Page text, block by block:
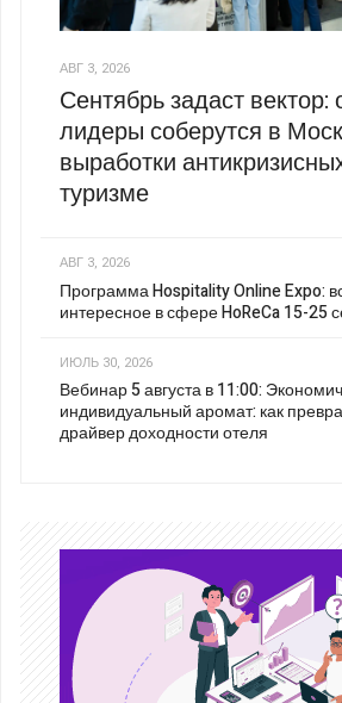
АВГ 3, 2026
Сентябрь задаст
лидеры соберутся в
выработки
туризме
АВГ 3, 2026
Программа Hospitality Online Expo:
интересное в сфере HoReCa 15-25
ИЮЛЬ 30, 2026
Вебинар 5 августа в 11:00:
индивидуальный аромат: как
драйвер доходности отеля